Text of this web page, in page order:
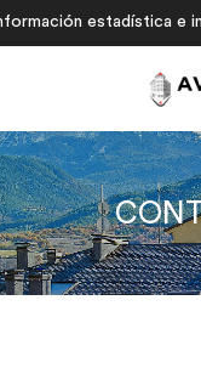
estadística e